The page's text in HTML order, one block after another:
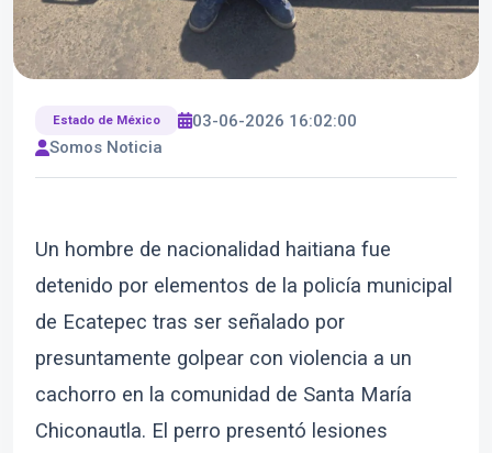
Estado de México
03-06-2026 16:02:00
Somos Noticia
Un hombre de nacionalidad haitiana fue
detenido por elementos de la policía municipal
de Ecatepec tras ser señalado por
presuntamente golpear con violencia a un
cachorro en la comunidad de Santa María
Chiconautla. El perro presentó lesiones